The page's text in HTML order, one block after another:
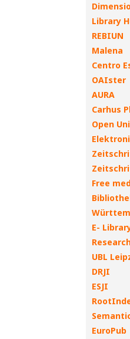
Library
REBIUN
Malena
Centro
OAIster
AURA
Carhus
Open
Free
E-
UBL
DRJI
ESJI
EuroPub